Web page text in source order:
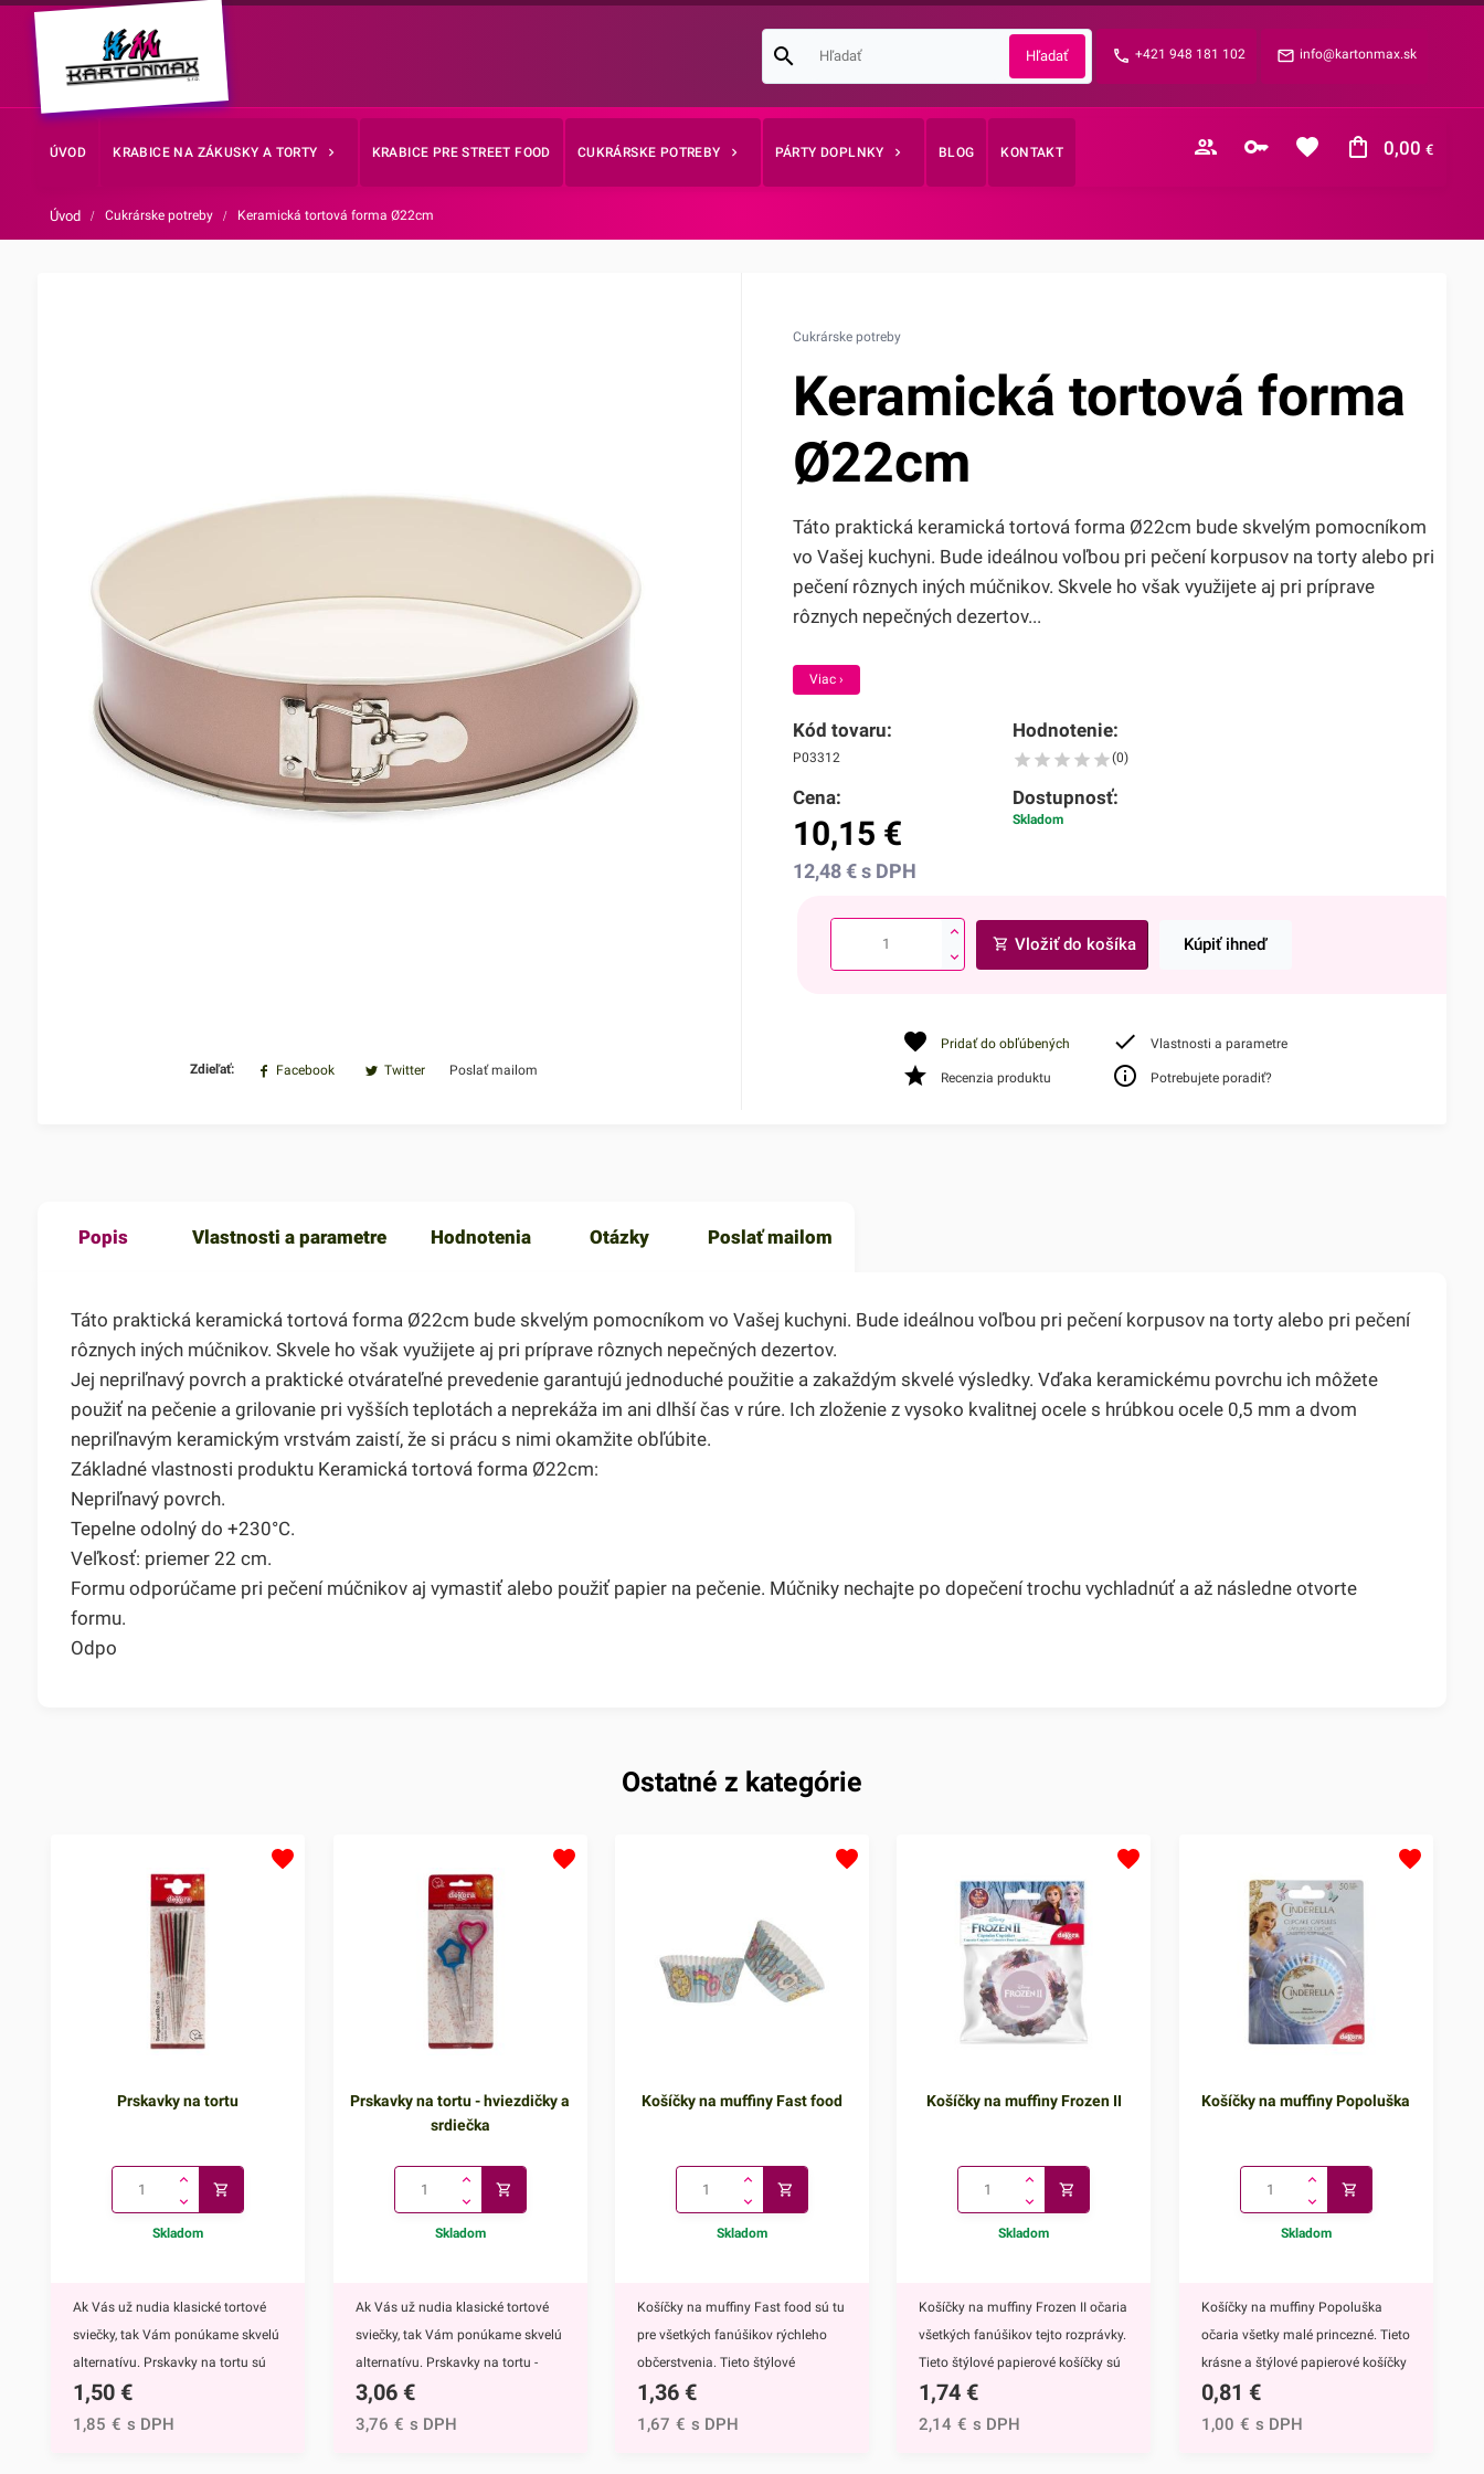
info@kartonmax.sk
+421 948 181 102
ÚVOD KRABICE NA ZÁKUSKY A TORTY KRABICE PRE STREET FOOD CUKRÁRSKE POTREBY PÁRTY DOPLNKY BLOG KONTAKT 0,00€
Zabudnuté heslo?
Úvod / Cukrárske potreby / Keramická tortová forma Ø22cm
Zdieľať: Facebook Twitter Poslať mailom
Cukrárske potreby
Keramická tortová forma
Ø22cm
Táto praktická keramická tortová forma Ø22cm bude skvelým pomocníkom
vo Vašej kuchyni. Bude ideálnou voľbou pri pečení korpusov na torty alebo pri
pečení rôznych iných múčnikov. Skvele ho však využijete aj pri príprave
rôznych nepečných dezertov...
Viac ›
Kód tovaru:
P03312
Hodnotenie:
(0)
Cena:
10,15 €
12,48€s DPH
Dostupnosť:
Skladom
Vložiť do košíka Kúpiť ihneď
Pridať do obľúbených Vlastnosti a parametre
Recenzia produktu Potrebujete poradiť?
Popis Vlastnosti a parametre Hodnotenia Otázky Poslať mailom
Táto praktická keramická tortová forma Ø22cm bude skvelým pomocníkom vo Vašej kuchyni. Bude ideálnou voľbou pri pečení korpusov na torty alebo pri pečení
rôznych iných múčnikov. Skvele ho však využijete aj pri príprave rôznych nepečných dezertov.
Jej nepriľnavý povrch a praktické otvárateľné prevedenie garantujú jednoduché použitie a zakaždým skvelé výsledky. Vďaka keramickému povrchu ich môžete
použiť na pečenie a grilovanie pri vyšších teplotách a neprekáža im ani dlhší čas v rúre. Ich zloženie z vysoko kvalitnej ocele s hrúbkou ocele 0,5 mm a dvom
nepriľnavým keramickým vrstvám zaistí, že si prácu s nimi okamžite obľúbite.
Základné vlastnosti produktu Keramická tortová forma Ø22cm:
Nepriľnavý povrch.
Tepelne odolný do +230°C.
Veľkosť: priemer 22 cm.
Formu odporúčame pri pečení múčnikov aj vymastiť alebo použiť papier na pečenie. Múčniky nechajte po dopečení trochu vychladnúť a až následne otvorte
formu.
Odpo
Ostatné z kategórie
Prskavky na tortu
Skladom
Ak Vás už nudia klasické tortové
sviečky, tak Vám ponúkame skvelú
alternatívu. Prskavky na tortu sú
mimoriadne efektným doplnkom
nielen na torty, ale môžete ich
1,50 €
1,85 € s DPH
Prskavky na tortu - hviezdičky a
srdiečka
Skladom
Ak Vás už nudia klasické tortové
sviečky, tak Vám ponúkame skvelú
alternatívu. Prskavky na tortu -
hviezdičky a srdiečka sú
mimoriadne efektným doplnkom
3,06 €
3,76 € s DPH
Košíčky na muffiny Fast food
Skladom
Košíčky na muffiny Fast food sú tu
pre všetkých fanúšikov rýchleho
občerstvenia. Tieto štýlové
papierové košíčky sú nevyhnutnou
výbavou pri príprave muffinov,
1,36 €
1,67 € s DPH
Košíčky na muffiny Frozen II
Skladom
Košíčky na muffiny Frozen II očaria
všetkých fanúšikov tejto rozprávky.
Tieto štýlové papierové košíčky sú
nevyhnutnou výbavou pri príprave
muffinov, cupcakekov ale aj
1,74 €
2,14 € s DPH
Košíčky na muffiny Popoluška
Skladom
Košíčky na muffiny Popoluška
očaria všetky malé princezné. Tieto
krásne a štýlové papierové košíčky
sú neodmysliteľnou výbavou pri
príprave muffinov, cupcakekov ale
0,81 €
1,00 € s DPH